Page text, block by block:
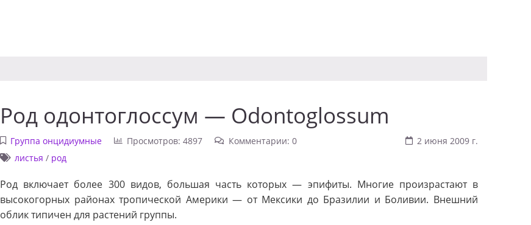
Род одонтоглоссум — Odontoglossum
Группа онцидиумные Просмотров: 4897 Комментарии: 0
2 июня 2009 г.
листья / род
Род включает более 300 видов, большая часть которых — эпифиты. Многие произрастают в
высокогорных районах тропической Америки — от Мексики до Бразилии и Боливии. Внешний
облик типичен для растений группы.